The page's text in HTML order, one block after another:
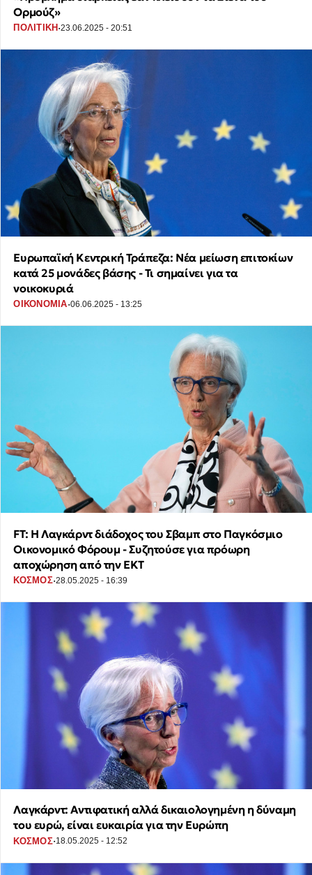
Ορμούζ»
ΠΟΛΙΤΙΚΗ ·23.06.2025 - 20:51
Ευρωπαϊκή Κεντρική Τράπεζα: Νέα μείωση επιτοκίων
κατά 25 μονάδες βάσης - Τι σημαίνει για τα
νοικοκυριά
ΟΙΚΟΝΟΜΙΑ·06.06.2025 - 13:25
FT: Η Λαγκάρντ διάδοχος του Σβαμπ στο Παγκόσμιο
Οικονομικό Φόρουμ - Συζητούσε για πρόωρη
αποχώρηση από την ΕΚΤ
ΚΟΣΜΟΣ·28.05.2025 - 16:39
Λαγκάρντ: Αντιφατική αλλά δικαιολογημένη η δύναμη
του ευρώ, είναι ευκαιρία για την Ευρώπη
ΚΟΣΜΟΣ·18.05.2025 - 12:52